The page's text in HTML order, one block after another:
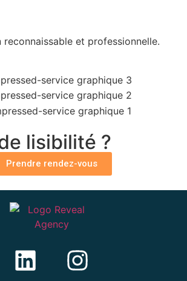
et professionnelle.
lisibilité ?
Prendre rendez-vous